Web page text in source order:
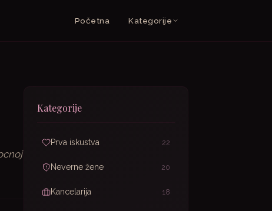
Početna Kategorije
Kategorije
Prva iskustva 22
Neverne žene 20
Kancelarija 18